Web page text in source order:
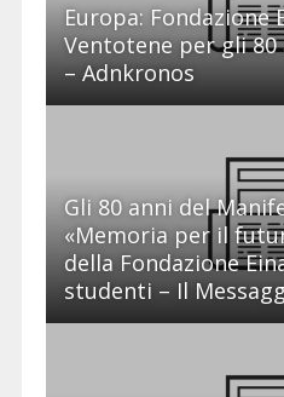
Europa: Fondazione
Ventotene per gli
– Adnkronos
Gli 80 anni del
«Memoria per il
della Fondazione
studenti – Il